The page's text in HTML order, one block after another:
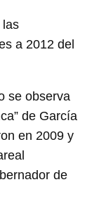
las
a 2012 del
se observa
de García
en 2009 y
de